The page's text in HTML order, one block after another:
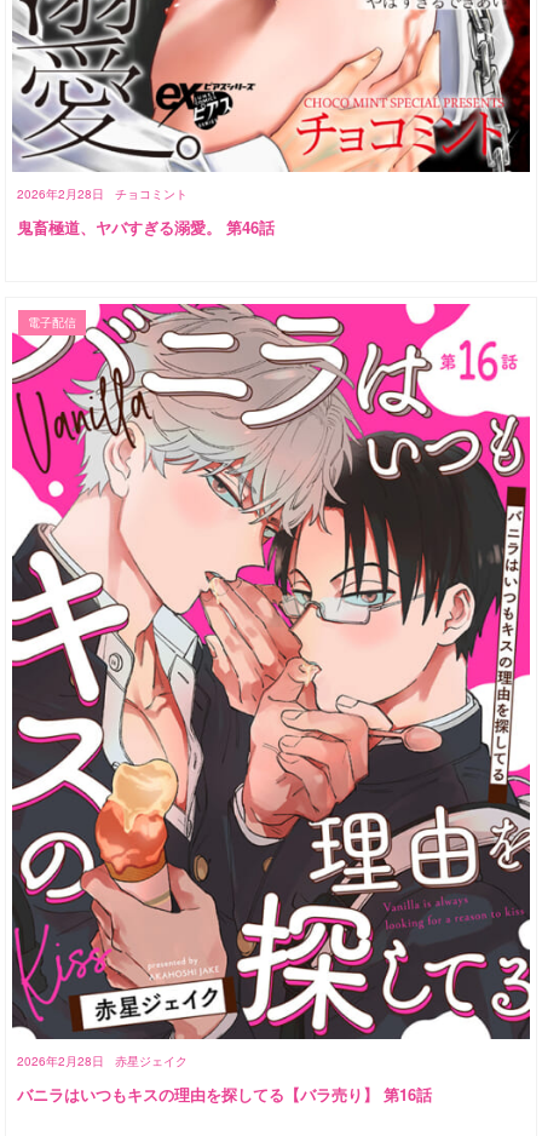
2026年2月28日 チョコミント
鬼畜極道、ヤバすぎる溺愛。 第46話
2026年2月28日 赤星ジェイク
電子配信
バニラはいつもキスの理由を探してる【バラ売り】 第16話